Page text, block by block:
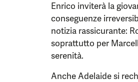
Enrico inviterà la
conseguenze
notizia rassicurante:
soprattutto per
serenità.
Anche Adelaide si